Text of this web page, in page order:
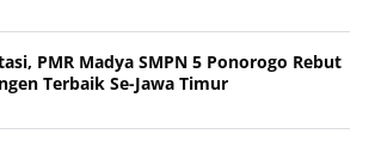
PMR Madya SMPN 5 Ponorogo Rebut
Terbaik Se-Jawa Timur